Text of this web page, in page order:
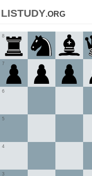
listudy.org
3
4
5
6
7
8